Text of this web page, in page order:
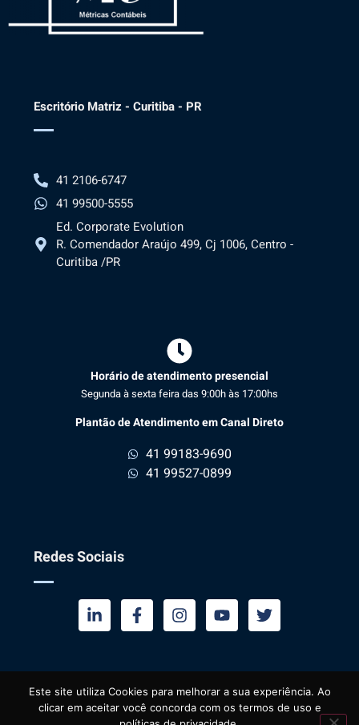
Escritório Matriz - Curitiba - PR
41 2106-6747
41 99500-5555
Ed. Corporate Evolution
R. Comendador Araújo 499, Cj 1006, Centro -
Curitiba /PR
Horário de atendimento presencial
Segunda à sexta feira das 9:00h às 17:00hs
Plantão de Atendimento em Canal Direto
41 99183-9690
41 99527-0899
Redes Sociais
Este site utiliza Cookies para melhorar a sua experiência. Ao
clicar em aceitar você concorda com os termos de uso e